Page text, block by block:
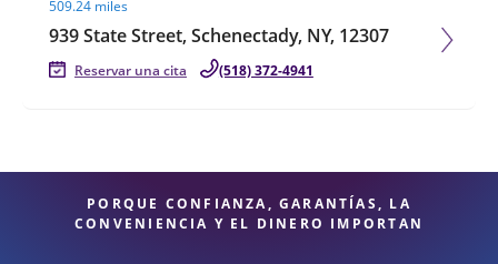
509.24 miles
939 State Street, Schenectady, NY, 12307
Reservar una cita (518) 372-4941
PORQUE CONFIANZA, GARANTÍAS, LA
CONVENIENCIA Y EL DINERO IMPORTAN